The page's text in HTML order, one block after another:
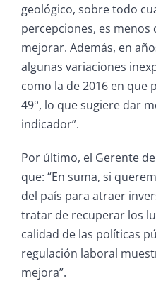
geológico, sobre todo
percepciones, es
mejorar. Además, en
algunas variaciones
como la de 2016 en que
49°, lo que sugiere dar
indicador”.
Por último, el Gerente
que: “En suma, si
del país para atraer
tratar de recuperar los
calidad de las políticas
regulación laboral
mejora”.